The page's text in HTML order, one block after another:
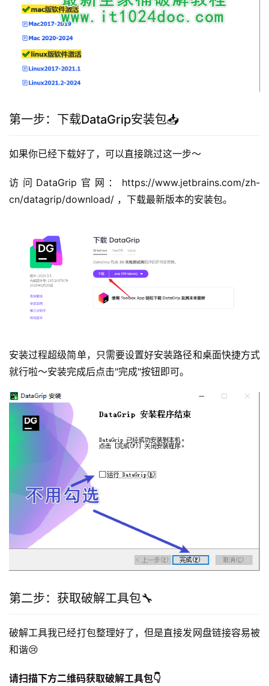
第一步：下载DataGrip安装包📥
如果你已经下载好了，可以直接跳过这一步～
访问DataGrip官网：https://www.jetbrains.com/zh-
cn/datagrip/download/ ，下载最新版本的安装包。
安装过程超级简单，只需要设置好安装路径和桌面快捷方式
就行啦～安装完成后点击"完成"按钮即可。
第二步：获取破解工具包🔧
破解工具我已经打包整理好了，但是直接发网盘链接容易被
和谐😢
请扫描下方二维码获取破解工具包👇